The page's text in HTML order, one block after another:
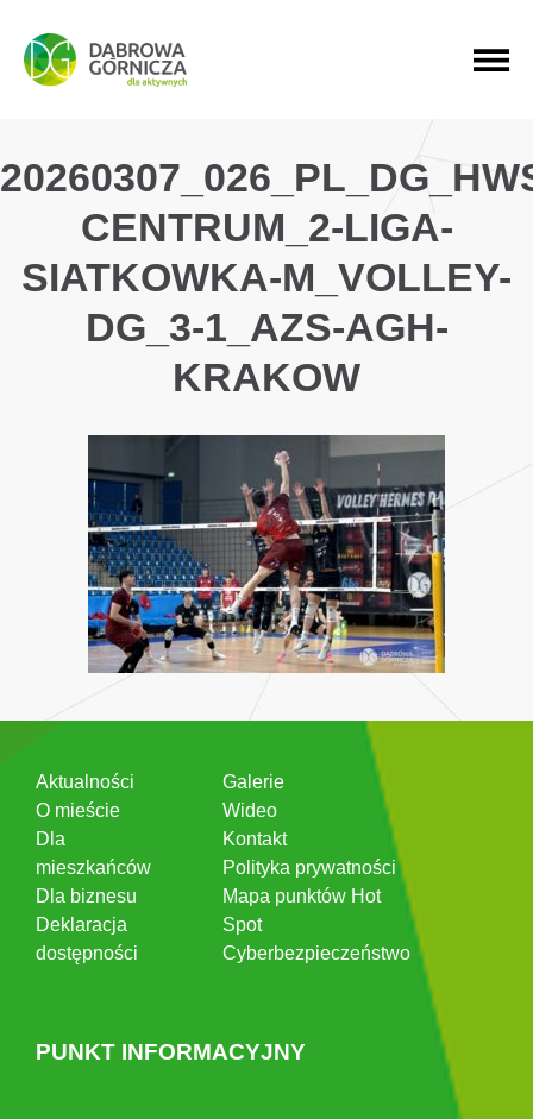
PRZEJDŹ DO MENU GŁÓWNEGO
PRZEJDŹ DO WYSZUKIWARKI
PRZEJDŹ DO TREŚCI
CENTRUM_2-LIGA-
SIATKOWKA-M_VOLLEY-
DG_3-1_AZS-AGH-
KRAKOW
Aktualności
O mieście
Dla
mieszkańców
Dla biznesu
Deklaracja
dostępności
Galerie
Wideo
Kontakt
Polityka prywatności
Mapa punktów Hot
Spot
Cyberbezpieczeństwo
PUNKT INFORMACYJNY